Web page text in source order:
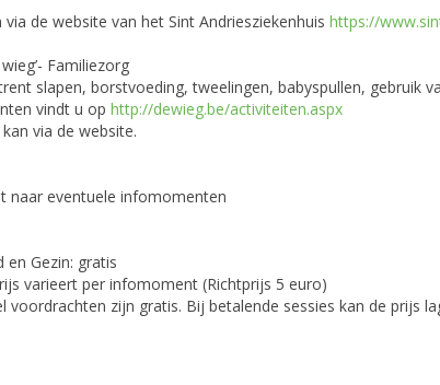
de website van het Sint Andriesziekenhuis https://
Familiezorg
slapen, borstvoeding, tweelingen, babyspullen, gebruik
vindt u op http://dewieg.be/activiteiten.aspx
via de website.
naar eventuele infomomenten
en Gezin: gratis
varieert per infomoment (Richtprijs 5 euro)
voordrachten zijn gratis. Bij betalende sessies kan de prijs